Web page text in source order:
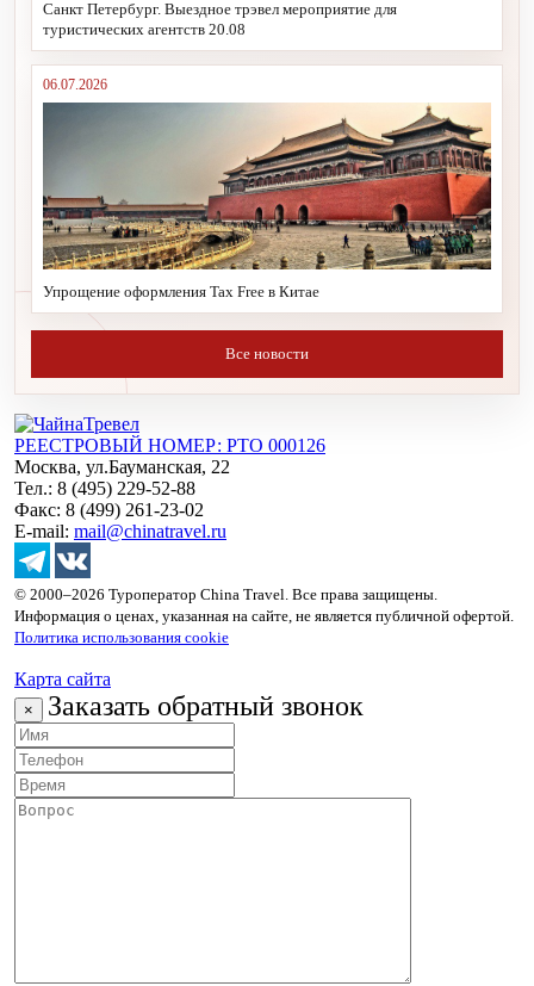
Санкт Петербург. Выездное трэвел мероприятие для
туристических агентств 20.08
06.07.2026
Упрощение оформления Tax Free в Китае
Все новости
РЕЕСТРОВЫЙ НОМЕР: РТО 000126
Москва, ул.Бауманская, 22
Тел.: 8 (495) 229-52-88
Факс: 8 (499) 261-23-02
E-mail: mail@chinatravel.ru
© 2000–2026 Туроператор China Travel. Все права защищены.
Информация о ценах, указанная на сайте, не является публичной офертой.
Политика использования cookie
Карта сайта
× Заказать обратный звонок